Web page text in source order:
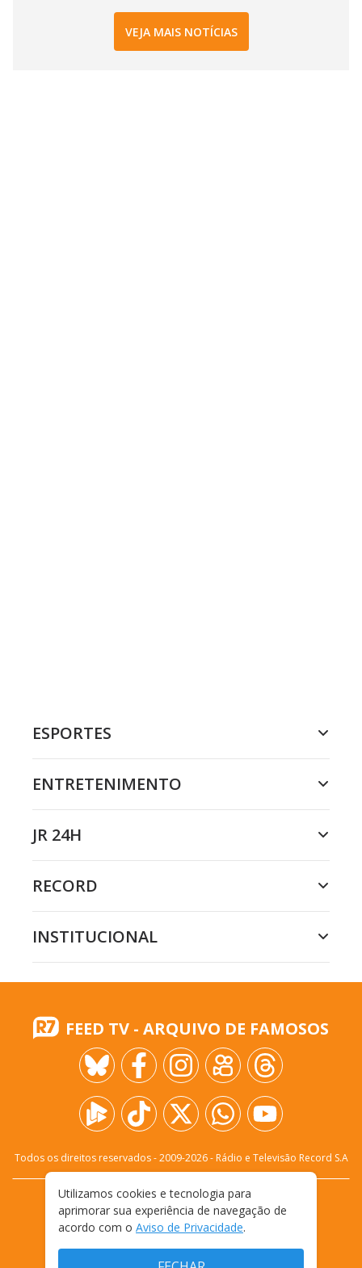
VEJA MAIS NOTÍCIAS
ESPORTES
ENTRETENIMENTO
JR 24H
RECORD
INSTITUCIONAL
FEED TV - ARQUIVO DE FAMOSOS
Todos os direitos reservados - 2009-2026- Rádio e Televisão Record S.A
FALE CONOSCO
PRIVACIDADE
TERMOS E CONDIÇÕES DE USO
Utilizamos cookies e tecnologia para
aprimorar sua experiência de navegação de
acordo com o Aviso de Privacidade.